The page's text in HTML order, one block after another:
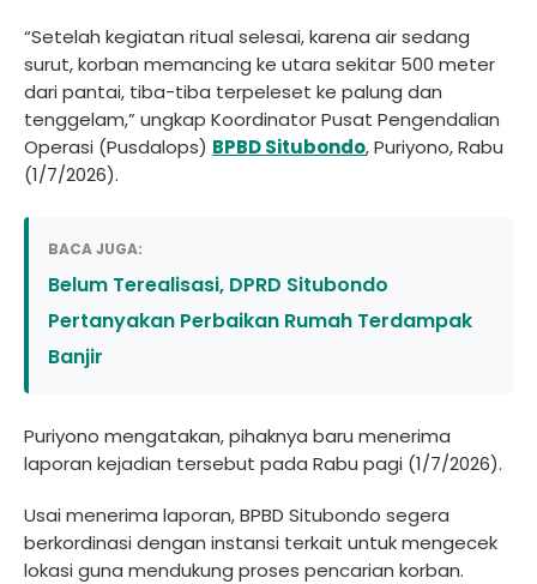
“Setelah kegiatan ritual selesai, karena air sedang
surut, korban memancing ke utara sekitar 500 meter
dari pantai, tiba-tiba terpeleset ke palung dan
tenggelam,” ungkap Koordinator Pusat Pengendalian
Operasi (Pusdalops) BPBD Situbondo, Puriyono, Rabu
(1/7/2026).
BACA JUGA:
Belum Terealisasi, DPRD Situbondo
Pertanyakan Perbaikan Rumah Terdampak
Banjir
Puriyono mengatakan, pihaknya baru menerima
laporan kejadian tersebut pada Rabu pagi (1/7/2026).
Usai menerima laporan, BPBD Situbondo segera
berkordinasi dengan instansi terkait untuk mengecek
lokasi guna mendukung proses pencarian korban.